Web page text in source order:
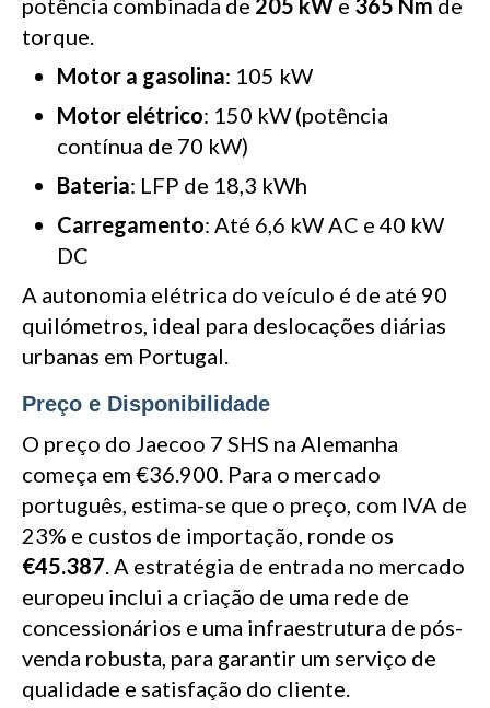
torque.
Motor a gasolina: 105 kW
Motor elétrico: 150 kW (potência
contínua de 70 kW)
Bateria: LFP de 18,3 kWh
Carregamento: Até 6,6 kW AC e 40 kW
DC
A autonomia elétrica do veículo é de até 90
quilómetros, ideal para deslocações diárias
urbanas em Portugal.
Preço e Disponibilidade
O preço do Jaecoo 7 SHS na Alemanha
começa em €36.900. Para o mercado
português, estima-se que o preço, com IVA de
23% e custos de importação, ronde os
€45.387 . A estratégia de entrada no mercado
europeu inclui a criação de uma rede de
concessionários e uma infraestrutura de pós-
venda robusta, para garantir um serviço de
qualidade e satisfação do cliente.